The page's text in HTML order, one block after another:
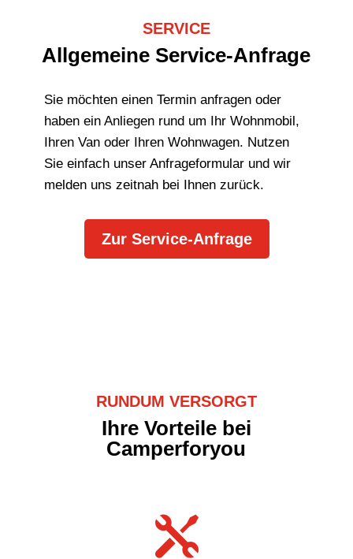
SERVICE
Allgemeine Service-Anfrage
Sie möchten einen Termin anfragen oder
haben ein Anliegen rund um Ihr Wohnmobil,
Ihren Van oder Ihren Wohnwagen. Nutzen
Sie einfach unser Anfrageformular und wir
melden uns zeitnah bei Ihnen zurück.
Zur Service-Anfrage
RUNDUM VERSORGT
Ihre Vorteile bei
Camperforyou
